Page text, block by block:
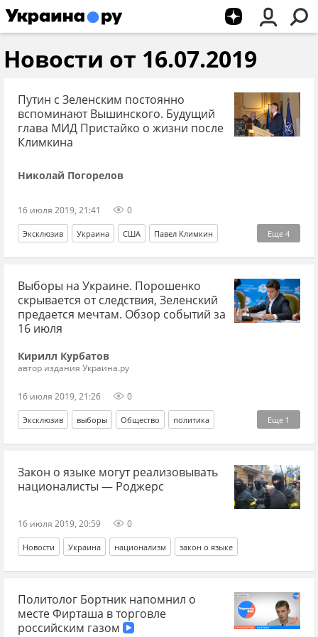
Новости от 16.07.2019
Путин с Зеленским постоянно
вспоминают Вышинского. Будущий
глава МИД Пристайко о жизни после
Климкина
Николай Погорелов
16 июля 2019, 21:41 0
Еще 4
Эксклюзив Украина США Павел Климкин
Кирилл Вышинский СВР Украины
Владимир Зеленский Вадим Пристайко
Выборы на Украине. Порошенко
скрывается от следствия, Зеленский
предается мечтам. Обзор событий за
16 июля
Кирилл Курбатов
автор издания Украина.ру
16 июля 2019, 21:26 0
Еще 1
Эксклюзив выборы Общество политика
Петр Порошенко*
Закон о языке могут реализовывать
националисты — Роджерс
16 июля 2019, 20:59 0
Новости Украина национализм закон о языке
Политолог Бортник напомнил о
месте Фирташа в торговле
российским газом